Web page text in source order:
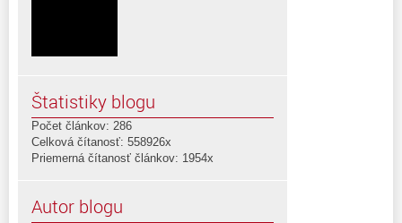
Štatistiky blogu
Počet článkov: 286
Celková čítanosť: 558926x
Priemerná čítanosť článkov: 1954x
Autor blogu